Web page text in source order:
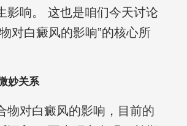
影响。 这也是咱们今天讨论
对白癜风的影响”的核心所
妙关系
物对白癜风的影响，目前的